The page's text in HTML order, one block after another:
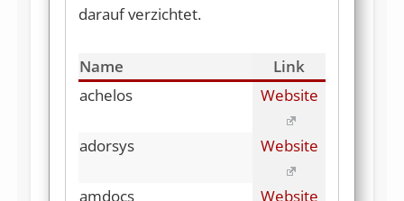
darauf verzichtet.
Name
Link
achelos
Website
adorsys Website
amdocs Website